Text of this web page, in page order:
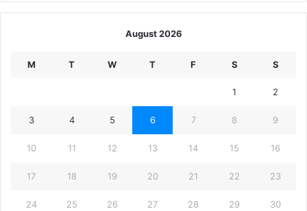
August 2026
M T W T F S S
1 2
3 4 5 6 7 8 9
10 11 12 13 14 15 16
17 18 19 20 21 22 23
24 25 26 27 28 29 30